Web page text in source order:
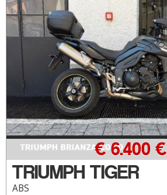
TRIUMPH TIGER
ABS
€ 6.400 €